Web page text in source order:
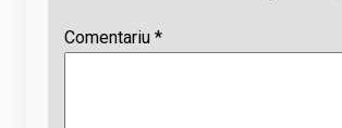
Comentariu *